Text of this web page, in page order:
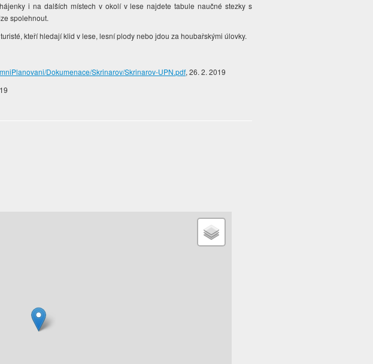
i na dalších místech v okolí v lese najdete tabule naučné stezky s
spolehnout.
kteří hledají klid v lese, lesní plody nebo jdou za houbařskými úlovky.
Dokumenace/Skrinarov/Skrinarov-UPN.pdf, 26. 2. 2019